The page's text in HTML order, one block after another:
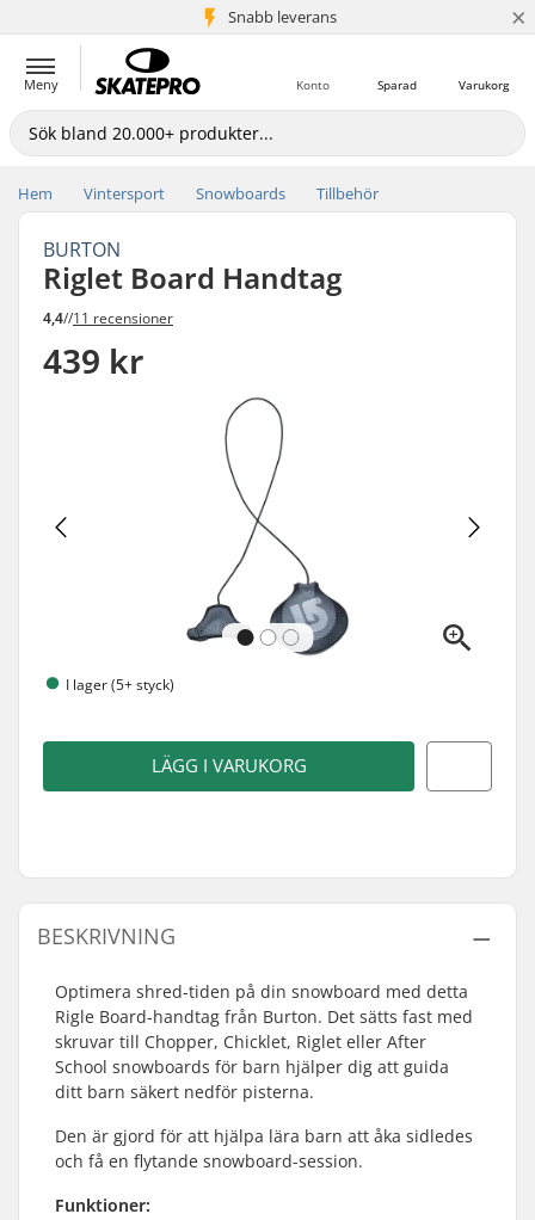
Snabb leverans
5+ milj. kunder ×
Meny Varukorg
Sparad
Konto
Hem Vintersport Snowboards Tillbehör
BURTON
Riglet Board Handtag
4,4//11 recensioner
439 kr
I lager (5+ styck)
LÄGG I VARUKORG
BESKRIVNING
Optimera shred-tiden på din snowboard med detta
Rigle Board-handtag från Burton. Det sätts fast med
skruvar till Chopper, Chicklet, Riglet eller After
School snowboards för barn hjälper dig att guida
ditt barn säkert nedför pisterna.
Den är gjord för att hjälpa lära barn att åka sidledes
och få en flytande snowboard-session.
Funktioner: